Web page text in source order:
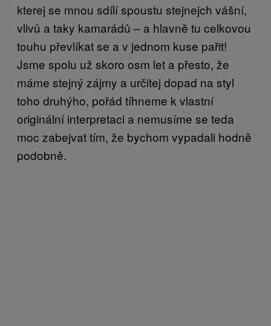
kterej se mnou sdílí spoustu stejnejch vášní,
vlivů a taky kamarádů – a hlavně tu celkovou
touhu převlíkat se a v jednom kuse pařit!
Jsme spolu už skoro osm let a přesto, že
máme stejný zájmy a určitej dopad na styl
toho druhýho, pořád tíhneme k vlastní
originální interpretaci a nemusíme se teda
moc zabejvat tím, že bychom vypadali hodně
podobně.